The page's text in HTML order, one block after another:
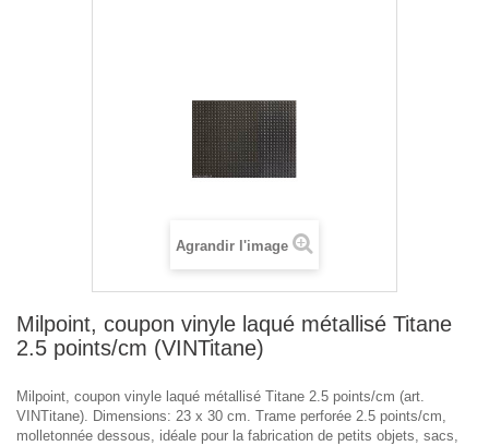
Agrandir l'image
Milpoint, coupon vinyle laqué métallisé Titane
2.5 points/cm (VINTitane)
Milpoint, coupon vinyle laqué métallisé Titane 2.5 points/cm (art.
VINTitane). Dimensions: 23 x 30 cm. Trame perforée 2.5 points/cm,
molletonnée dessous, idéale pour la fabrication de petits objets, sacs,